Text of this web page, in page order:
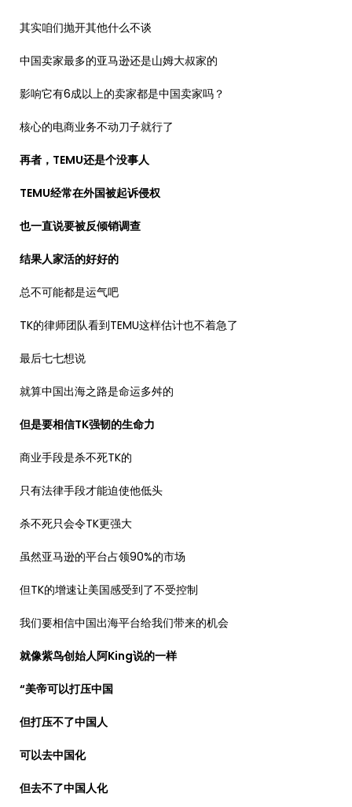
其实咱们抛开其他什么不谈
中国卖家最多的亚马逊还是山姆大叔家的
影响它有6成以上的卖家都是中国卖家吗？
核心的电商业务不动刀子就行了
再者，TEMU还是个没事人
TEMU经常在外国被起诉侵权
也一直说要被反倾销调查
结果人家活的好好的
总不可能都是运气吧
TK的律师团队看到TEMU这样估计也不着急了
最后七七想说
就算中国出海之路是命运多舛的
但是要相信TK强韧的生命力
商业手段是杀不死TK的
只有法律手段才能迫使他低头
杀不死只会令TK更强大
虽然亚马逊的平台占领90%的市场
但TK的增速让美国感受到了不受控制
我们要相信中国出海平台给我们带来的机会
就像紫鸟创始人阿King说的一样
“美帝可以打压中国
但打压不了中国人
可以去中国化
但去不了中国人化